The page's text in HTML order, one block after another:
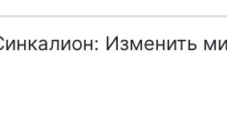
Изменить